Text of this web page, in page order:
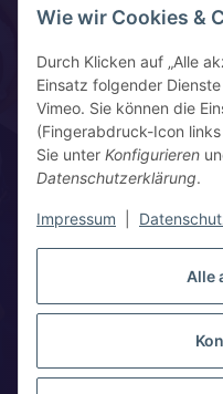
Alle
Wie wir Cookies &
Durch Klicken auf „Alle
Einsatz folgender
Vimeo. Sie können die
(Fingerabdruck-Icon
Sie unter Konfigurieren
Datenschutzerklärung.
Impressum
Widerrufsrecht
Ziegelhüttenstr 30,
+49 6073 7250531
* Alle Preise zzgl. gesetzlicher